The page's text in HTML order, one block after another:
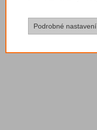
Podrobné nastavení